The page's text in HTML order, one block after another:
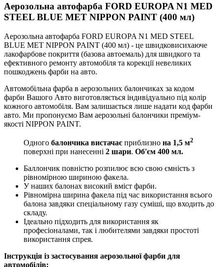
Аерозольна автофарба FORD EUROPA N1 MED
STEEL BLUE MET NIPPON PAINT (400 мл)
Аерозольна автофарба FORD EUROPA N1 MED STEEL
BLUE MET NIPPON PAINT (400 мл) - це швидковисихаюче
лакофарбове покриття (базова автоемаль) для швидкого та
ефективного ремонту автомобіля та корекції невеликих
пошкоджень фарби на авто.
Автомобільна фарба в аерозольних балончиках за кодом
фарби Вашого Авто виготовляється індивідуально під колір
кожного автомобіля. Вам залишається лише надати код фарби
авто. Ми пропонуємо Вам аерозольні балончики преміум-
якості NIPPON PAINT.
Одного балончика вистачає приблизно на 1,5 м2
поверхні при нанесенні 2 шари. Об'єм 400 мл.
Баллончик повністю розпилює всю свою ємність з
рівномірною шириною факела.
У наших балонах високий вміст фарби.
Рівномірна ширина факела під час використання всього
балона завдяки спеціальному газу суміші, що входить до
складу.
Ідеально підходить для використання як
професіоналами, так і любителями завдяки простоті
використання спрея.
Інструкція із застосування аерозольної фарби для
автомобілів: